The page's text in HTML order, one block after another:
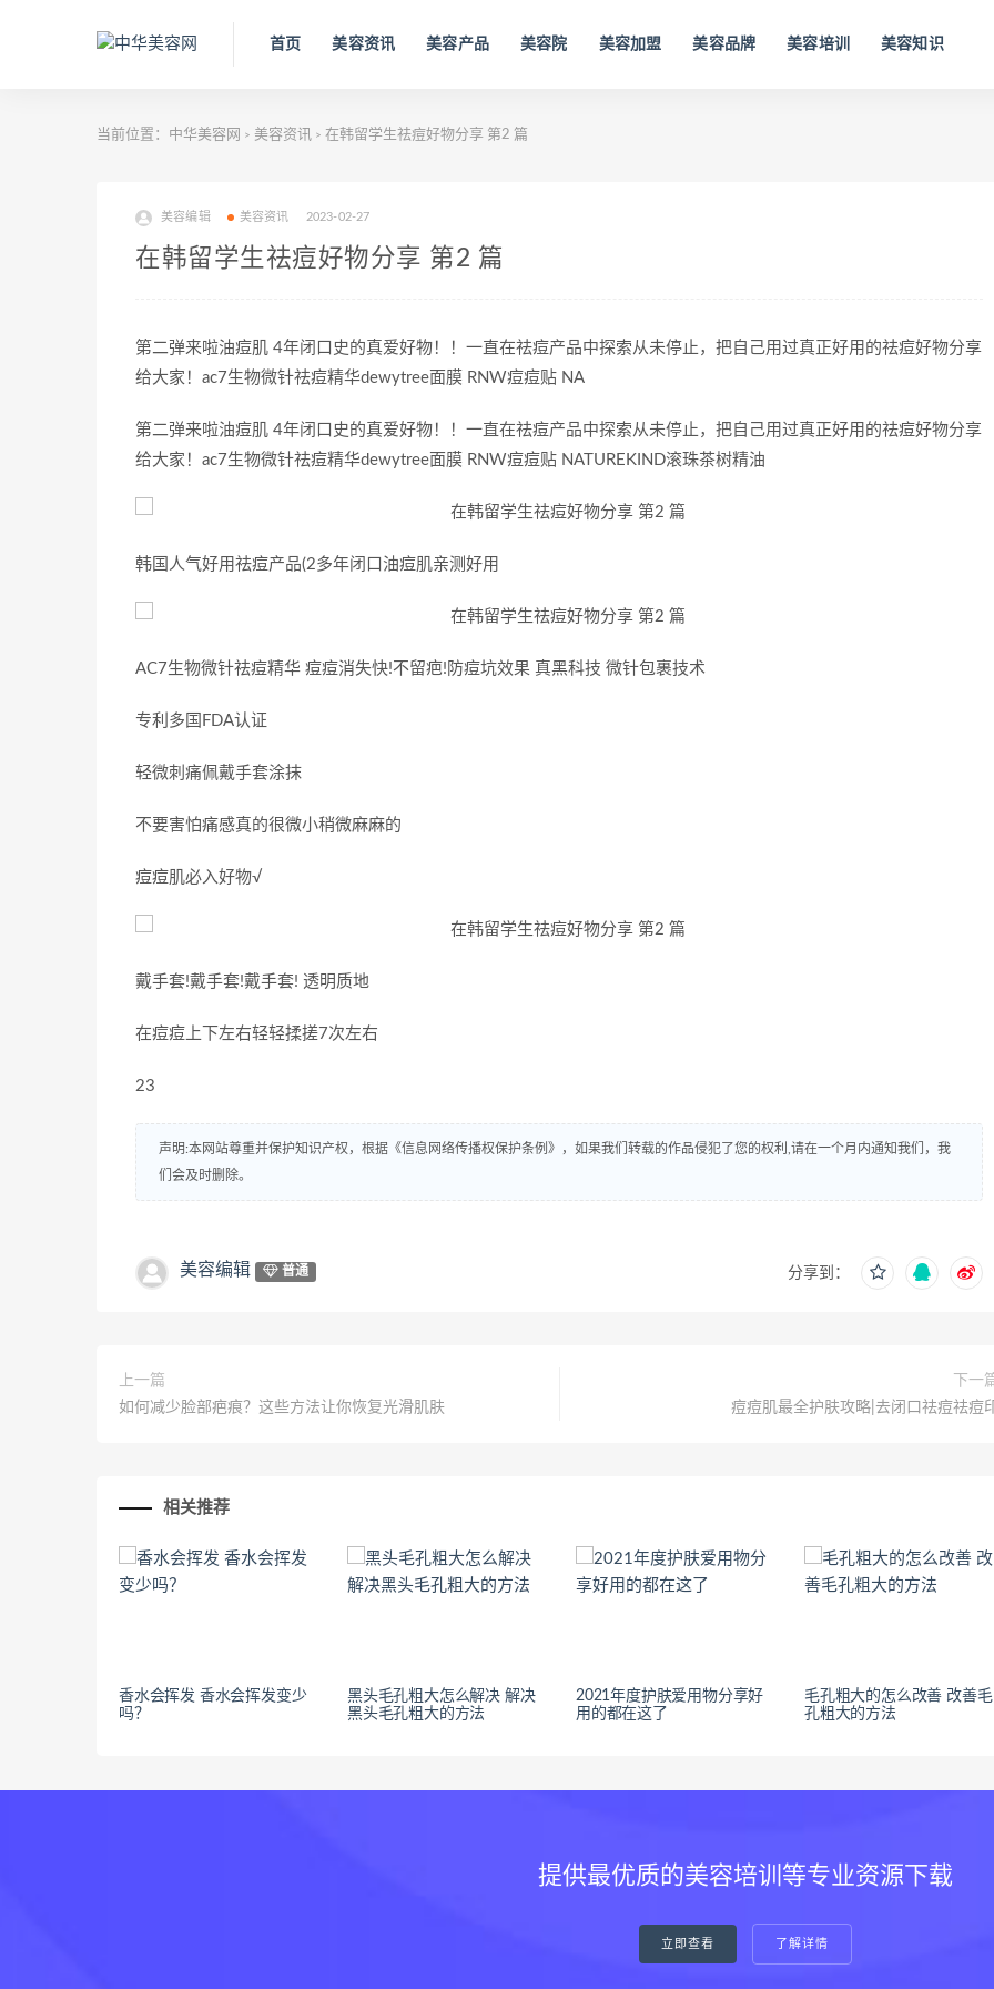
首页 美容资讯 美容产品 美容院 美容加盟 美容品牌 美容培训 美容知识
当前位置： 中华美容网 > 美容资讯 > 在韩留学生祛痘好物分享 第2 篇
美容编辑 美容资讯 2023-02-27
在韩留学生祛痘好物分享 第2 篇
第二弹来啦油痘肌 4年闭口史的真爱好物！！一直在祛痘产品中探索从未停止，把自己用过真正好用的祛痘好物分享
给大家！ac7生物微针祛痘精华dewytree面膜 RNW痘痘贴 NA
第二弹来啦油痘肌 4年闭口史的真爱好物！！一直在祛痘产品中探索从未停止，把自己用过真正好用的祛痘好物分享
给大家！ac7生物微针祛痘精华dewytree面膜 RNW痘痘贴 NATUREKIND滚珠茶树精油
韩国人气好用祛痘产品(2多年闭口油痘肌亲测好用
AC7生物微针祛痘精华 痘痘消失快!不留疤!防痘坑效果 真黑科技 微针包裹技术
专利多国FDA认证
轻微刺痛佩戴手套涂抹
不要害怕痛感真的很微小稍微麻麻的
痘痘肌必入好物√
戴手套!戴手套!戴手套! 透明质地
在痘痘上下左右轻轻揉搓7次左右
23
声明:本网站尊重并保护知识产权，根据《信息网络传播权保护条例》，如果我们转载的作品侵犯了您的权利,请在一个月内通知我们，我
们会及时删除。
美容编辑 普通 分享到：
上一篇
如何减少脸部疤痕？这些方法让你恢复光滑肌肤
下一
痘痘肌最全护肤攻略|去闭口祛痘祛痘
相关推荐
香水会挥发 香水会挥发变少
吗？
黑头毛孔粗大怎么解决 解决
黑头毛孔粗大的方法
2021年度护肤爱用物分享好
用的都在这了
毛孔粗大的怎么改善 改善毛
孔粗大的方法
提供最优质的美容培训等专业资源下载
立即查看 了解详情